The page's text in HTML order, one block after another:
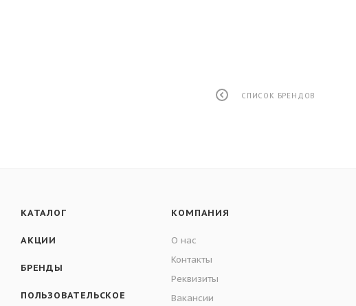
СПИСОК БРЕНДОВ
КАТАЛОГ
АКЦИИ
БРЕНДЫ
ПОЛЬЗОВАТЕЛЬСКОЕ
КОМПАНИЯ
О нас
Контакты
Реквизиты
Вакансии